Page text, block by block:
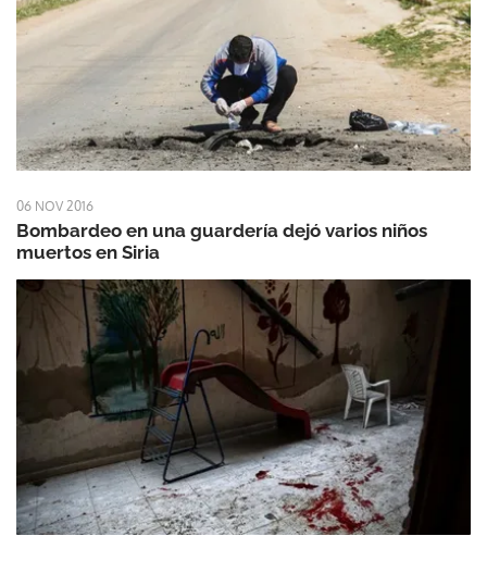
06 NOV 2016
Bombardeo en una guardería dejó varios niños
muertos en Siria